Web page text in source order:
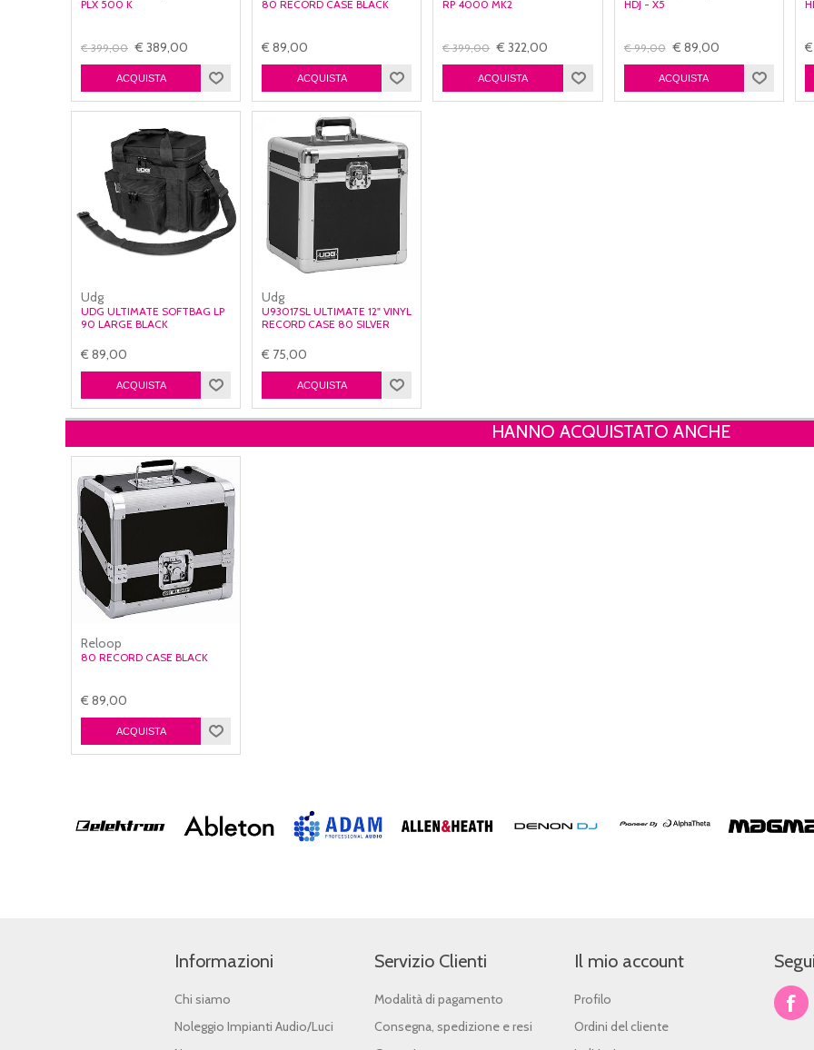
PLX 500 K
€ 399,00 € 389,00
80 RECORD CASE BLACK
€ 89,00
RP 4000 MK2
€ 399,00 € 322,00
HDJ - X5
€ 99,00 € 89,00
Udg
UDG ULTIMATE SOFTBAG LP
90 LARGE BLACK
€ 89,00
Udg
U93017SL ULTIMATE 12" VINYL
RECORD CASE 80 SILVER
€ 75,00
HANNO ACQUISTATO ANCHE
Reloop
80 RECORD CASE BLACK
€ 89,00
Informazioni
Chi siamo
Noleggio Impianti Audio/Luci
Servizio Clienti
Modalità di pagamento
Consegna, spedizione e resi
Il mio account
Profilo
Ordini del cliente